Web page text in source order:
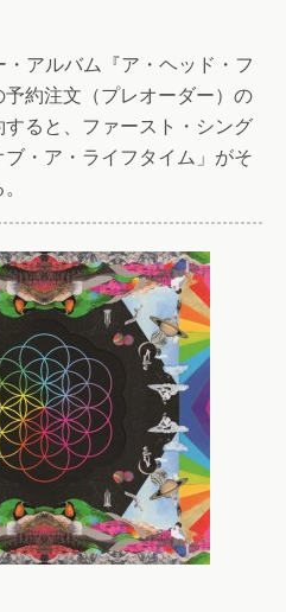
アルバム『ア・ヘッド・フ
約注文（プレオーダー）の
ると、ファースト・シング
・ア・ライフタイム」がそ